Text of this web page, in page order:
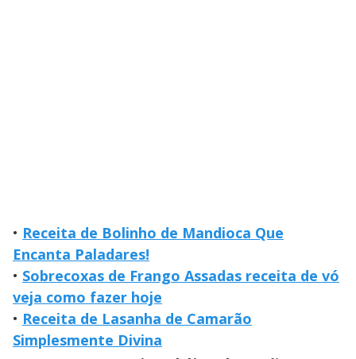
• Receita de Bolinho de Mandioca Que
Encanta Paladares!
• Sobrecoxas de Frango Assadas receita de vó
veja como fazer hoje
• Receita de Lasanha de Camarão
Simplesmente Divina